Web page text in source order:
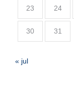
23 24
30 31
« jul